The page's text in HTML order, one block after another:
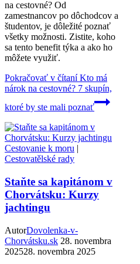
na cestovné? Od
zamestnancov po dôchodcov a
študentov, je dôležité poznať
všetky možnosti. Zistite, koho
sa tento benefit týka a ako ho
môžete využiť.
Pokračovať v čítaníKto má
nárok na cestovné? 7 skupín,
ktoré by ste mali poznať
Cestovanie k moru |
Cestovatělské rady
Staňte sa kapitánom v
Chorvátsku: Kurzy
jachtingu
AutorDovolenka-v-
Chorvátsku.sk 28. novembra
202528. novembra 2025